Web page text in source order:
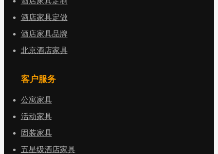
酒店家具定做
酒店家具品牌
北京酒店家具
客户服务
公寓家具
活动家具
固装家具
五星级酒店家具